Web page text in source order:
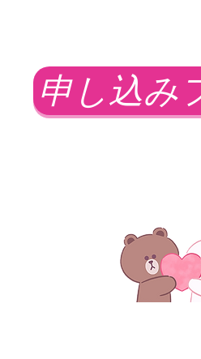
申し込み